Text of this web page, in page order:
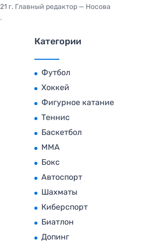
г. Главный редактор — Носова
Категории
Футбол
Хоккей
Фигурное катание
Теннис
Баскетбол
MMA
Бокс
Автоспорт
Шахматы
Киберспорт
Биатлон
Допинг